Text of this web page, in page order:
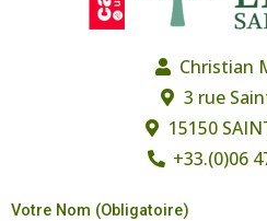
Christian
3 rue
15150
+33.(0)06
Votre Nom (Obligatoire)